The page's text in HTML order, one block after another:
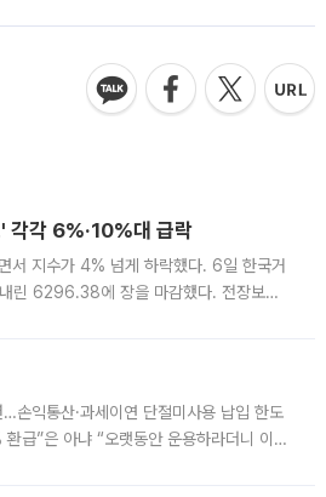
각각 6%·10%대 급락
서 지수가 4% 넘게 하락했다. 6일 한국거
린 6296.38에 장을 마감했다. 전장보다
손익통산·과세이연 단절미사용 납입 한도
급”은 아냐 “오랫동안 운용하라더니 이제